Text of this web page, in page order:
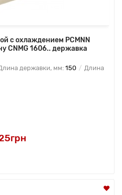
с охлаждением PCMNN
CNMG 1606.. державка
державки, мм: 150
Длина